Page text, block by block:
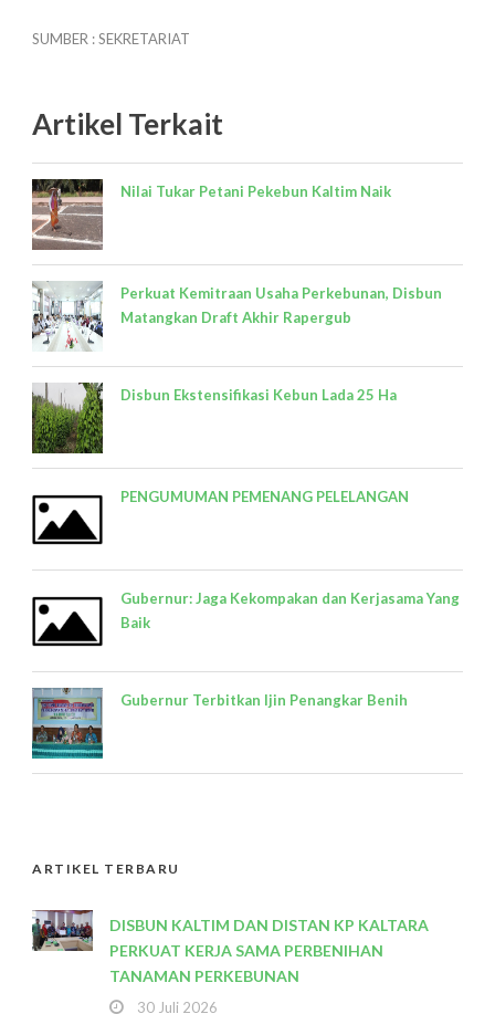
SUMBER : SEKRETARIAT
Artikel Terkait
Nilai Tukar Petani Pekebun Kaltim Naik
Perkuat Kemitraan Usaha Perkebunan, Disbun
Matangkan Draft Akhir Rapergub
Disbun Ekstensifikasi Kebun Lada 25 Ha
PENGUMUMAN PEMENANG PELELANGAN
Gubernur: Jaga Kekompakan dan Kerjasama Yang
Baik
Gubernur Terbitkan Ijin Penangkar Benih
ARTIKEL TERBARU
DISBUN KALTIM DAN DISTAN KP KALTARA
PERKUAT KERJA SAMA PERBENIHAN
TANAMAN PERKEBUNAN
30 Juli 2026